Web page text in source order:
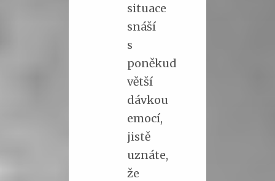
situace
snáší
s
poněkud
větší
dávkou
emocí,
jistě
uznáte,
že